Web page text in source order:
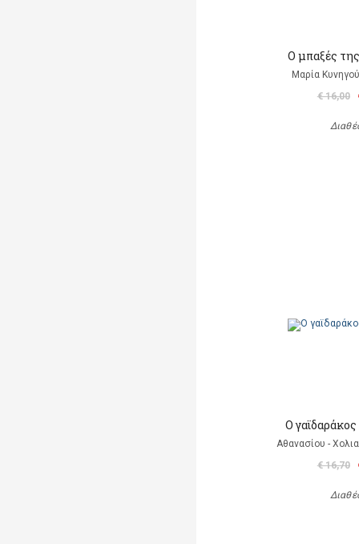
Ο μπαξές
Μαρία
€ 16,00
Ο
Αθανασίου -
€ 16,70